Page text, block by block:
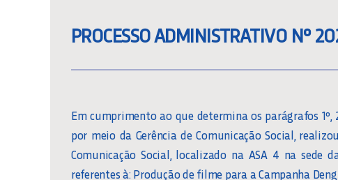
PROCESSO ADMINISTRATIVO Nº
Em cumprimento ao que determina os parágrafos 1º,
por meio da Gerência de Comunicação Social,
Comunicação Social, localizado na ASA 4 na sede
referentes à: Produção de filme para a Campanha